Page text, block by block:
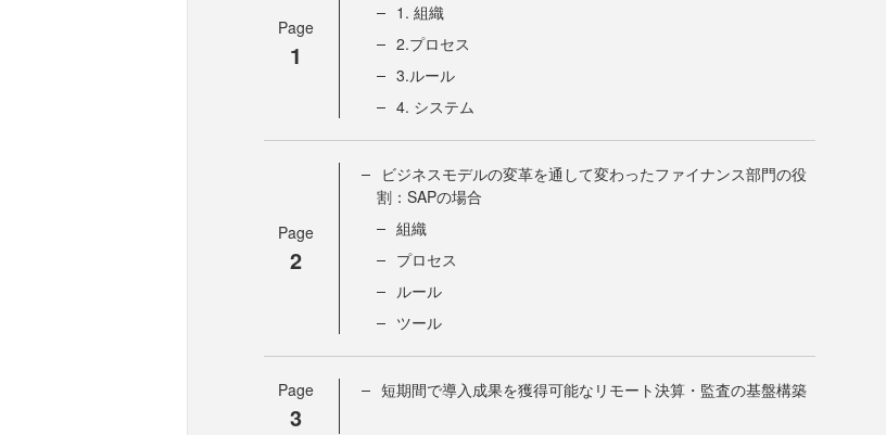
Page
1
1. 組織
2.プロセス
3.ルール
4. システム
Page
2
ビジネスモデルの変革を通して変わったファイナンス部門の役
割：SAPの場合
組織
プロセス
ルール
ツール
Page
3
短期間で導入成果を獲得可能なリモート決算・監査の基盤構築